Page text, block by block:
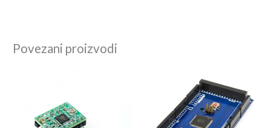
Povezani proizvodi